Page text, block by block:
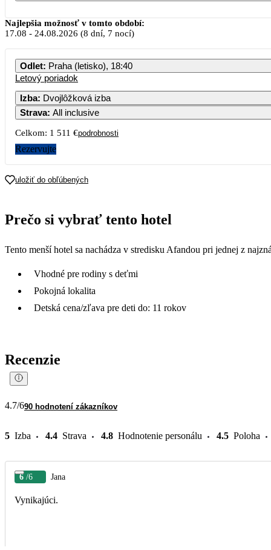
Najlepšia možnosť v tomto období:
17.08 - 24.08.2026 (8 dní, 7 nocí)
Odlet: Praha (letisko), 18:40
Letový poriadok
Izba: Dvojlôžková izba
Strava: All inclusive
Celkom: 1 511 €podrobnosti
Rezervujte
uložiť do obľúbených
Prečo si vybrať tento hotel
Tento menší hotel sa nachádza v stredisku Afandou pri jednej z
Vhodné pre rodiny s deťmi
Pokojná lokalita
Detská cena/zľava pre deti do: 11 rokov
Recenzie
4.7/690 hodnotení zákazníkov
5 Izba 4.4 Strava 4.8 Hodnotenie personálu 4.5 Poloha
6 /6 Jana
Vynikajúci.